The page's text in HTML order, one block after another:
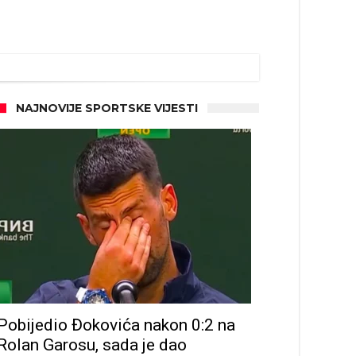
NAJNOVIJE SPORTSKE VIJESTI
Đokovića nakon 0:2 na
Garosu, sada je dao